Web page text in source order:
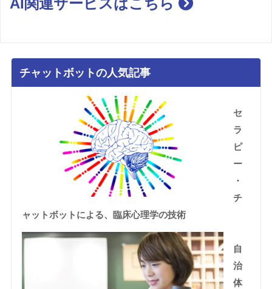
AI関連サービスはこちら
チャットボットの人気記事
セ
ラ
ピ
ー
・
チ
ャットボットによる、臨床心理学の技術
自
治
体